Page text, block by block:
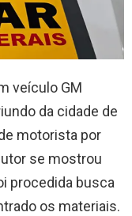
veículo GM
da cidade de
motorista por
se mostrou
procedida busca
os materiais.